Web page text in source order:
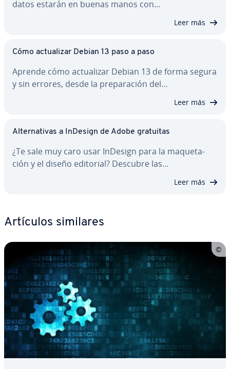
datos estarán en buenas manos con…
Leer más
Cómo ac­tua­li­zar Debian 13 paso a paso
Aprende cómo ac­tua­li­zar Debian 13 de forma segura
y sin errores, desde la pre­pa­ra­ción del…
Leer más
Al­te­r­na­ti­vas a InDesign de Adobe gratuitas
¿Te sale muy caro usar InDesign para la ma­que­ta­
ción y el diseño editorial? Descubre las…
Leer más
Artículos similares